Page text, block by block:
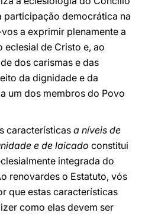
participação democrática na
a exprimir plenamente a
de Cristo e, ao
dos carismas e das
da dignidade e da
um dos membros do Povo
características a níveis de
e de laicado constitui
integrada do
renovardes o Estatuto, vós
que estas características
como elas devem ser